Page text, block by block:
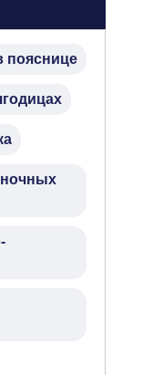
пояснице